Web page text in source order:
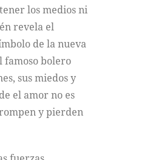
los medios ni
revela el
de la nueva
famoso bolero
sus miedos y
el amor no es
y pierden